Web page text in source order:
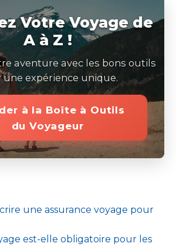
Votre Voyage de
A à Z !
aventure avec les bons outils
une expérience unique.
à la Boîte à Outils
du Voyageur
une assurance voyage pour
est-elle obligatoire pour les